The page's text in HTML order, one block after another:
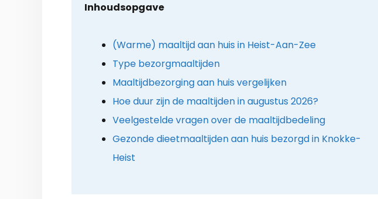
Inhoudsopgave
(Warme) maaltijd aan huis in Heist-Aan-Zee
Type bezorgmaaltijden
Maaltijdbezorging aan huis vergelijken
Hoe duur zijn de maaltijden in augustus 2026?
Veelgestelde vragen over de maaltijdbedeling
Gezonde dieetmaaltijden aan huis bezorgd in Knokke-
Heist